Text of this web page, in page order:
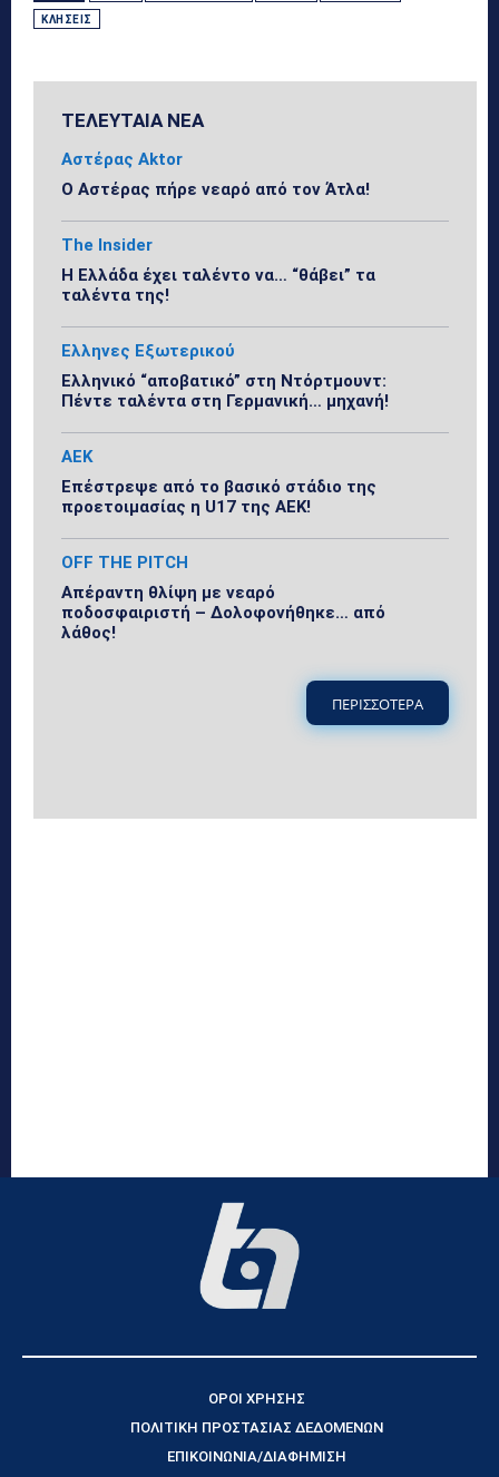
ΚΛΉΣΕΙΣ
ΤΕΛΕΥΤΑΙΑ ΝΕΑ
Αστέρας Aktor
Ο Αστέρας πήρε νεαρό από τον Άτλα!
The Insider
Η Ελλάδα έχει ταλέντο να… “θάβει” τα
ταλέντα της!
Ελληνες Εξωτερικού
Ελληνικό “αποβατικό” στη Ντόρτμουντ:
Πέντε ταλέντα στη Γερμανική… μηχανή!
ΑΕΚ
Επέστρεψε από το βασικό στάδιο της
προετοιμασίας η U17 της ΑΕΚ!
OFF THE PITCH
Απέραντη θλίψη με νεαρό
ποδοσφαιριστή – Δολοφονήθηκε… από
λάθος!
ΠΕΡΙΣΣΟΤΕΡΑ
ΟΡΟΙ ΧΡΗΣΗΣ
ΠΟΛΙΤΙΚΗ ΠΡΟΣΤΑΣΙΑΣ ΔΕΔΟΜΕΝΩΝ
ΕΠΙΚΟΙΝΩΝΙΑ/ΔΙΑΦΗΜΙΣΗ